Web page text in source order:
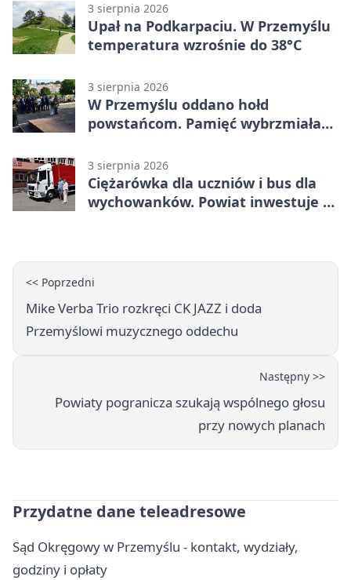
3 sierpnia 2026
Upał na Podkarpaciu. W Przemyślu
temperatura wzrośnie do 38°C
3 sierpnia 2026
W Przemyślu oddano hołd
powstańcom. Pamięć wybrzmiała
3 sierpnia 2026
Ciężarówka dla uczniów i bus dla
wychowanków. Powiat inwestuje w
<< Poprzedni
Mike Verba Trio rozkręci CK JAZZ i doda
Przemyślowi muzycznego oddechu
Następny >>
Powiaty pogranicza szukają wspólnego głosu
przy nowych planach
Przydatne dane teleadresowe
Sąd Okręgowy w Przemyślu - kontakt, wydziały,
godziny i opłaty